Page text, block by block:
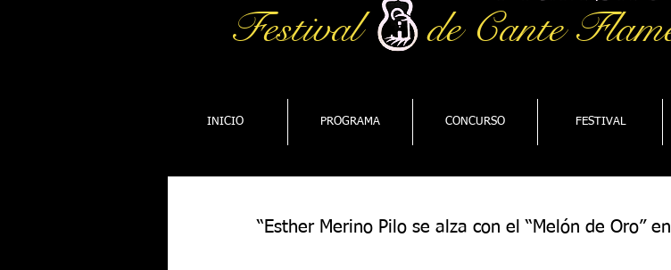
Festival de Cante
INICIO PROGRAMA CONCURSO FESTIVAL
“Esther Merino Pilo se alza con el “Melón de Oro”